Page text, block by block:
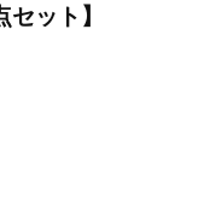
ット】